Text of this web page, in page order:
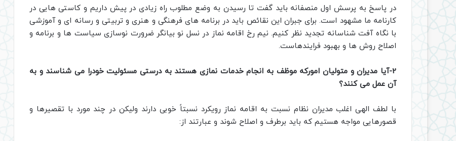
در پاسخ به پرسش اول منصفانه باید گفت تا رسیدن به وضع مطلوب راه زیادی در پیش داریم و کاستی هایی در
کارنامه ما مشهود است. برای جبران این نقائص باید در برنامه های فرهنگی و هنری و تربیتی و رسانه ای و آموزشی
با نگاه آفت شناسانه تجدید نظر کنیم. نیم رخ اقامه نماز در نسل نو بیانگر ضرورت نوسازی سیاست ها و برنامه و
اصلاح روش ها و بهبود فرایندهاست.
2-آیا مدیران و متولیان امورکه موظف به انجام خدمات نمازی هستند به درستی مسئولیت خودرا می شناسند و به
آن عمل می کنند؟
با لطف الهی اغلب مدیران نظام نسبت به اقامه نماز رویکرد نسبتاً خوبی دارند ولیکن در چند مورد با تقصیرها و
قصورهایی مواجه هستیم که باید برطرف و اصلاح شوند و عبارتند از: